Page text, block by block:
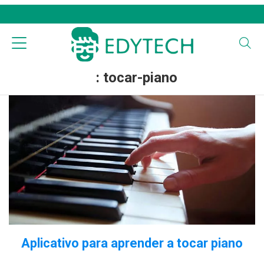
: tocar-piano
Aplicativo para aprender a tocar piano